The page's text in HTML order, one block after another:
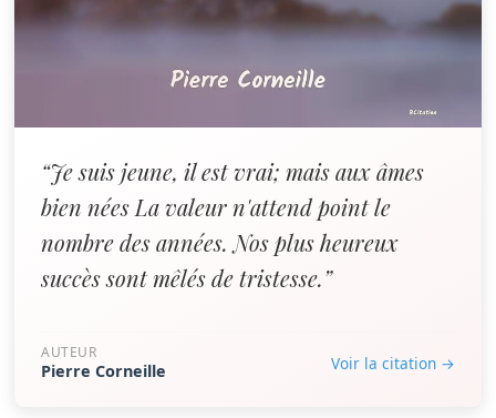
“Je suis jeune, il est vrai; mais aux âmes
bien nées La valeur n'attend point le
nombre des années. Nos plus heureux
succès sont mêlés de tristesse.”
AUTEUR
Pierre Corneille Voir la citation →